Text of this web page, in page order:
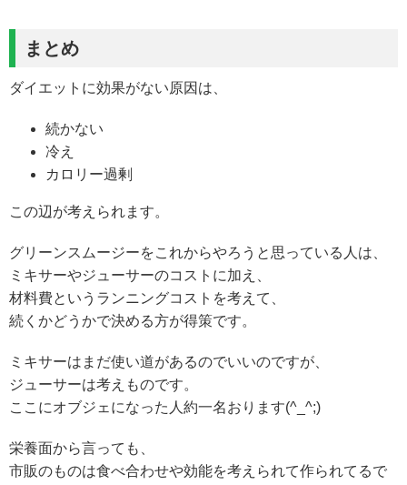
まとめ
ダイエットに効果がない原因は、
続かない
冷え
カロリー過剰
この辺が考えられます。
グリーンスムージーをこれからやろうと思っている人は、
ミキサーやジューサーのコストに加え、
材料費というランニングコストを考えて、
続くかどうかで決める方が得策です。
ミキサーはまだ使い道があるのでいいのですが、
ジューサーは考えものです。
ここにオブジェになった人約一名おります(^_^;)
栄養面から言っても、
市販のものは食べ合わせや効能を考えられて作られてるで